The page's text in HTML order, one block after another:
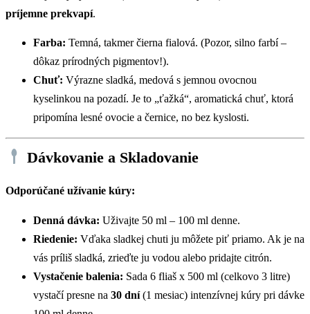
príjemne prekvapí.
Farba: Temná, takmer čierna fialová. (Pozor, silno farbí –
dôkaz prírodných pigmentov!).
Chuť: Výrazne sladká, medová s jemnou ovocnou
kyselinkou na pozadí. Je to „ťažká“, aromatická chuť, ktorá
pripomína lesné ovocie a černice, no bez kyslosti.
Dávkovanie a Skladovanie
Odporúčané užívanie kúry:
Denná dávka: Uživajte 50 ml – 100 ml denne.
Riedenie: Vďaka sladkej chuti ju môžete piť priamo. Ak je na
vás príliš sladká, zrieďte ju vodou alebo pridajte citrón.
Vystačenie balenia: Sada 6 fliaš x 500 ml (celkovo 3 litre)
vystačí presne na 30 dní(1 mesiac) intenzívnej kúry pri dávke